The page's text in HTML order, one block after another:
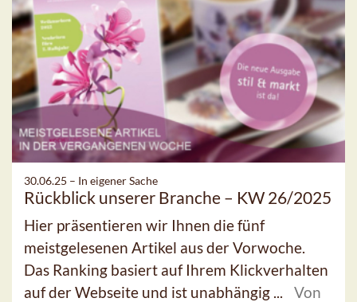
30.06.25 – In eigener Sache
Rückblick unserer Branche – KW 26/2025
Hier präsentieren wir Ihnen die fünf
meistgelesenen Artikel aus der Vorwoche.
Das Ranking basiert auf Ihrem Klickverhalten
auf der Webseite und ist unabhängig ...
Von